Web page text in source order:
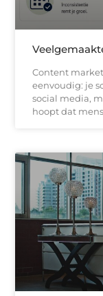
Content
eenvoudig: je
social media,
hoopt dat